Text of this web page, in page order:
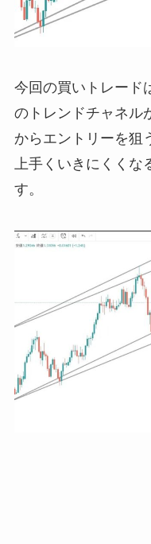
今回の買いトレード
のトレンドチャネル
からエントリーを狙
上手くいきにくくな
す。